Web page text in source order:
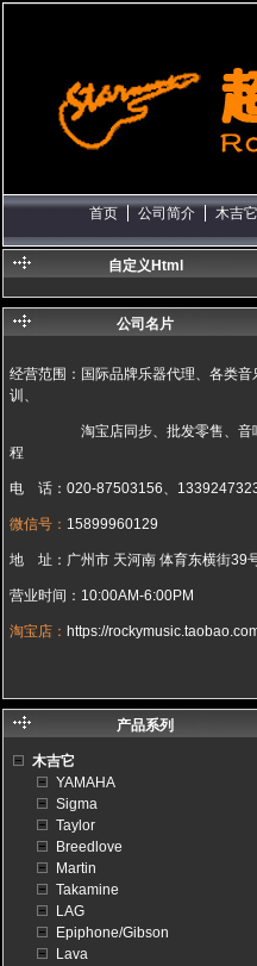
首页 公司简介 木吉它
自定义Html
公司名片
经营范围：国际品牌乐器代理、各类音
训、
淘宝店同步、批发零售、音
程
电 话：020-87503156、
微信号： 15899960129
地 址：广州市 天河南 体育东横街39
营业时间：10:00AM-6:00PM
淘宝店： https://
产品系列
木吉它
YAMAHA
Sigma
Taylor
Breedlove
Martin
Takamine
LAG
Epiphone/Gibson
Lava